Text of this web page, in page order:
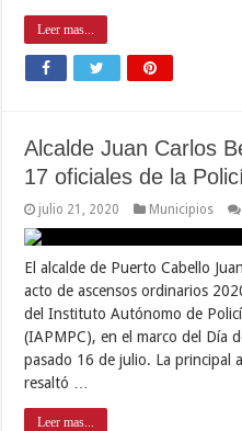
Leer mas...
Alcalde Juan Carlos
17 oficiales de la
julio 21, 2020 Municipios
El alcalde de Puerto Cabello
acto de ascensos ordinarios
del Instituto Autónomo de
(IAPMPC), en el marco del Día
pasado 16 de julio. La principal
resaltó …
Leer mas...